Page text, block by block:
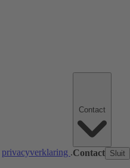
privacyverklaring .Contact Sluit